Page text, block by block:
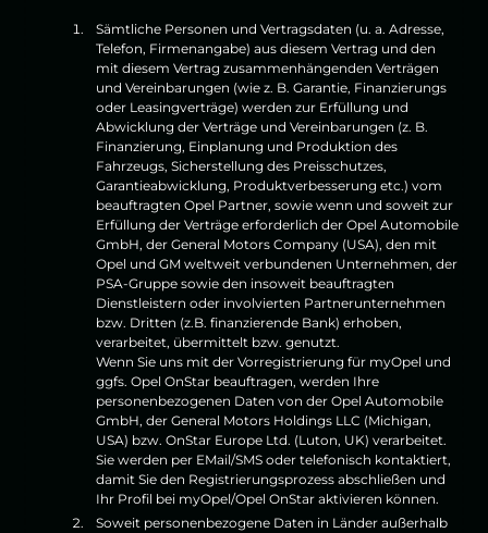
Sämtliche Personen und Vertragsdaten (u. a. Adresse,
Telefon, Firmenangabe) aus diesem Vertrag und den
mit diesem Vertrag zusammenhängenden Verträgen
und Vereinbarungen (wie z. B. Garantie, Finanzierungs
oder Leasingverträge) werden zur Erfüllung und
Abwicklung der Verträge und Vereinbarungen (z. B.
Finanzierung, Einplanung und Produktion des
Fahrzeugs, Sicherstellung des Preisschutzes,
Garantieabwicklung, Produktverbesserung etc.) vom
beauftragten Opel Partner, sowie wenn und soweit zur
Erfüllung der Verträge erforderlich der Opel Automobile
GmbH, der General Motors Company (USA), den mit
Opel und GM weltweit verbundenen Unternehmen, der
PSA-Gruppe sowie den insoweit beauftragten
Dienstleistern oder involvierten Partnerunternehmen
bzw. Dritten (z.B. finanzierende Bank) erhoben,
verarbeitet, übermittelt bzw. genutzt.
Wenn Sie uns mit der Vorregistrierung für myOpel und
ggfs. Opel OnStar beauftragen, werden Ihre
personenbezogenen Daten von der Opel Automobile
GmbH, der General Motors Holdings LLC (Michigan,
USA) bzw. OnStar Europe Ltd. (Luton, UK) verarbeitet.
Sie werden per EMail/SMS oder telefonisch kontaktiert,
damit Sie den Registrierungsprozess abschließen und
Ihr Profil bei myOpel/Opel OnStar aktivieren können.
Soweit personenbezogene Daten in Länder außerhalb